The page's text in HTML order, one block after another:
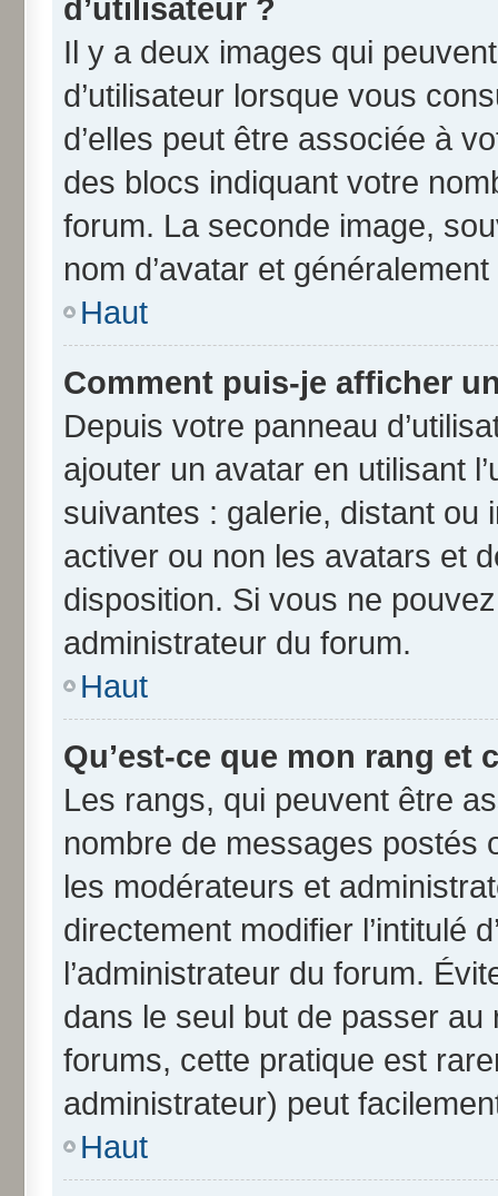
d’utilisateur ?
Il y a deux images qui
d’utilisateur lorsque vous
d’elles peut être associée à
des blocs indiquant votre
forum. La seconde image,
nom d’avatar et
Haut
Comment puis-je afficher
Depuis votre panneau
ajouter un avatar en utilisant
suivantes : galerie, distant ou
activer ou non les avatars et
disposition. Si vous ne
administrateur du forum.
Haut
Qu’est-ce que mon rang et
Les rangs, qui peuvent être
nombre de messages postés
les modérateurs et
directement modifier l’intitulé
l’administrateur du forum.
dans le seul but de passer
forums, cette pratique est
administrateur) peut
Haut